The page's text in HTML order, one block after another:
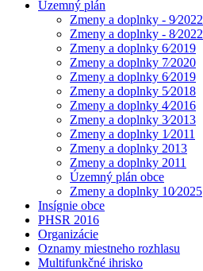
Územný plán
Zmeny a doplnky - 9⁄2022
Zmeny a doplnky - 8⁄2022
Zmeny a doplnky 6⁄2019
Zmeny a doplnky 7⁄2020
Zmeny a doplnky 6⁄2019
Zmeny a doplnky 5⁄2018
Zmeny a doplnky 4⁄2016
Zmeny a doplnky 3⁄2013
Zmeny a doplnky 1⁄2011
Zmeny a doplnky 2013
Zmeny a doplnky 2011
Územný plán obce
Zmeny a doplnky 10⁄2025
Insígnie obce
PHSR 2016
Organizácie
Oznamy miestneho rozhlasu
Multifunkčné ihrisko